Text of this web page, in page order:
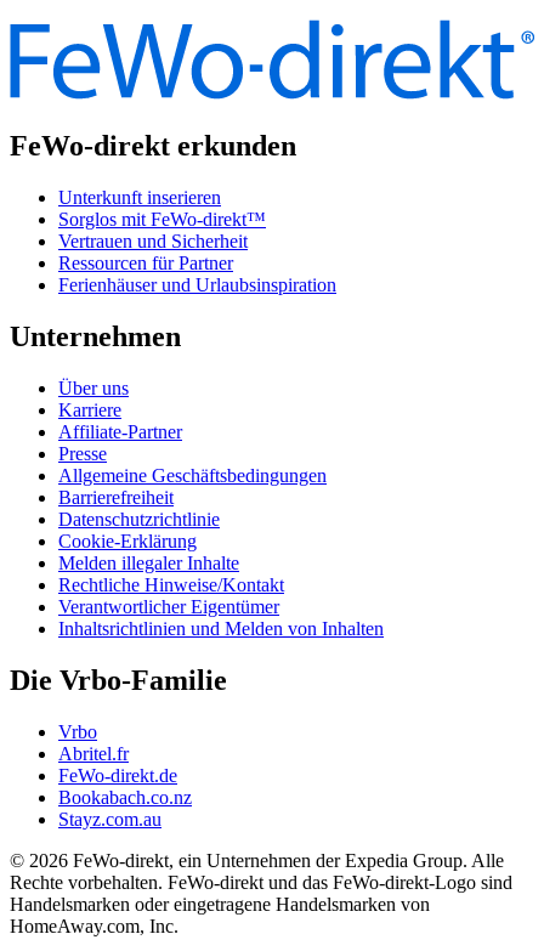
FeWo-direkt erkunden
Unterkunft inserieren
Sorglos mit FeWo-direkt™
Vertrauen und Sicherheit
Ressourcen für Partner
Ferienhäuser und Urlaubsinspiration
Unternehmen
Über uns
Karriere
Affiliate-Partner
Presse
Allgemeine Geschäftsbedingungen
Barrierefreiheit
Datenschutzrichtlinie
Cookie-Erklärung
Melden illegaler Inhalte
Rechtliche Hinweise/Kontakt
Verantwortlicher Eigentümer
Inhaltsrichtlinien und Melden von Inhalten
Die Vrbo-Familie
Vrbo
Abritel.fr
FeWo-direkt.de
Bookabach.co.nz
Stayz.com.au
© 2026 FeWo-direkt, ein Unternehmen der Expedia Group. Alle
Rechte vorbehalten. FeWo-direkt und das FeWo-direkt-Logo sind
Handelsmarken oder eingetragene Handelsmarken von
HomeAway.com, Inc.